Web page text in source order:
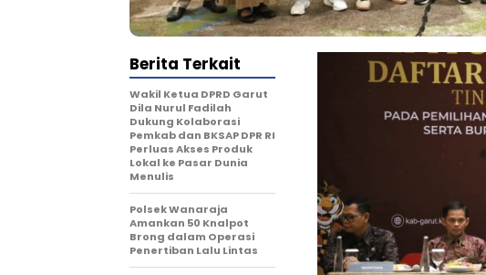
Berita Terkait
Wakil Ketua DPRD Garut
Dila Nurul Fadilah
Dukung Kolaborasi
Pemkab dan BKSAP DPR RI
Perluas Akses Produk
Lokal ke Pasar Dunia
Menulis
Polsek Wanaraja
Amankan 50 Knalpot
Brong dalam Operasi
Penertiban Lalu Lintas